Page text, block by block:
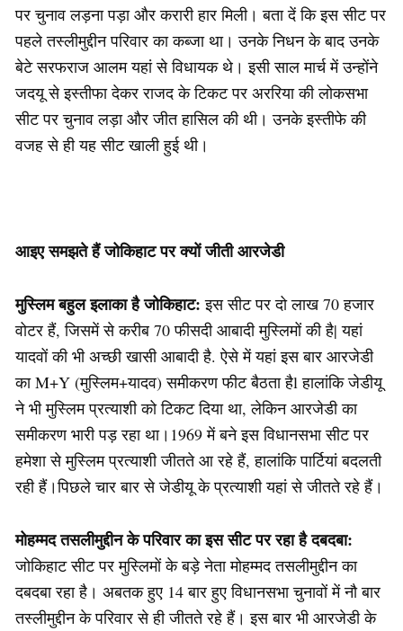
पर चुनाव लड़ना पड़ा और करारी हार मिली। बता दें कि इस सीट पर
पहले तस्लीमुद्दीन परिवार का कब्जा था। उनके निधन के बाद उनके
बेटे सरफराज आलम यहां से विधायक थे। इसी साल मार्च में उन्होंने
जदयू से इस्तीफा देकर राजद के टिकट पर अररिया की लोकसभा
सीट पर चुनाव लड़ा और जीत हासिल की थी। उनके इस्तीफे की
वजह से ही यह सीट खाली हुई थी।
आइए समझते हैं जोकिहाट पर क्यों जीती आरजेडी
मुस्लिम बहुल इलाका है जोकिहाट: इस सीट पर दो लाख 70 हजार
वोटर हैं, जिसमें से करीब 70 फीसदी आबादी मुस्लिमों की है| यहां
यादवों की भी अच्छी खासी आबादी है. ऐसे में यहां इस बार आरजेडी
का M+Y (मुस्लिम+यादव) समीकरण फीट बैठता हैl हालांकि जेडीयू
ने भी मुस्लिम प्रत्याशी को टिकट दिया था, लेकिन आरजेडी का
समीकरण भारी पड़ रहा था।1969 में बने इस विधानसभा सीट पर
हमेशा से मुस्लिम प्रत्याशी जीतते आ रहे हैं, हालांकि पार्टियां बदलती
रही हैं।पिछले चार बार से जेडीयू के प्रत्याशी यहां से जीतते रहे हैं।
मोहम्मद तसलीमुद्दीन के परिवार का इस सीट पर रहा है दबदबा:
जोकिहाट सीट पर मुस्लिमों के बड़े नेता मोहम्मद तसलीमुद्दीन का
दबदबा रहा है। अबतक हुए 14 बार हुए विधानसभा चुनावों में नौ बार
तस्लीमुद्दीन के परिवार से ही जीतते रहे हैं। इस बार भी आरजेडी के